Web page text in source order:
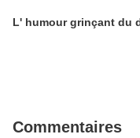
Commentaires